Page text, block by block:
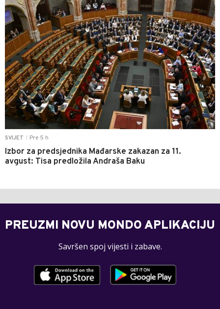
SVIJET Pre 5 h
Izbor za predsjednika Mađarske zakazan za 11.
avgust: Tisa predložila Andraša Baku
PREUZMI NOVU MONDO APLIKACIJU
Savršen spoj vijesti i zabave.